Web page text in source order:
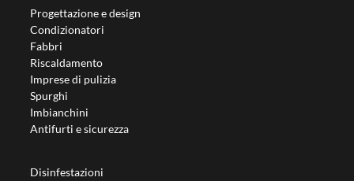
Progettazione e design
Condizionatori
Fabbri
Riscaldamento
Imprese di pulizia
Spurghi
Imbianchini
Antifurti e sicurezza
Disinfestazioni